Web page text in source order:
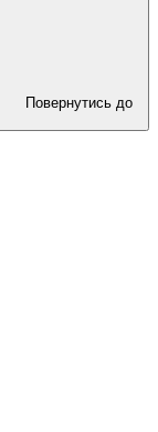
Повернутись до